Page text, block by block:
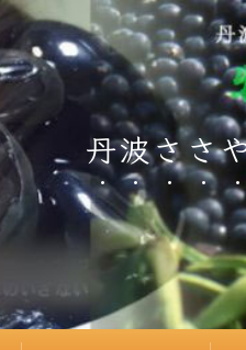
丹波ささ